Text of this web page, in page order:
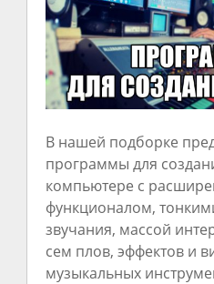
В нашей подборке
программы для
компьютере с
функционалом,
звучания, массой
сем плов, эффектов и
музыкальных